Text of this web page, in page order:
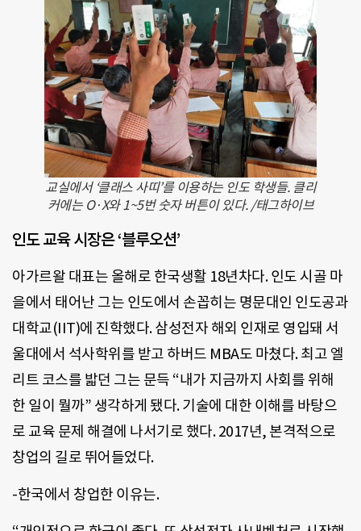
교실에서 ‘클래스 사띠’를 이용하는 인도 학생들. 클리
커에는 O·X와 1~5번 숫자 버튼이 있다. /태그하이브
인도 교육 시장은 ‘블루오션’
아가르왈 대표는 올해로 한국생활 18년차다. 인도 시골 마
을에서 태어난 그는 인도에서 손꼽히는 명문대인 인도공과
대학교(IIT)에 진학했다. 삼성전자 해외 인재로 영입돼 서
울대에서 석사학위를 받고 하버드 MBA도 마쳤다. 최고 엘
리트 코스를 밟던 그는 문득 “내가 지금까지 사회를 위해
한 일이 뭘까” 생각하게 됐다. 기술에 대한 이해를 바탕으
로 교육 문제 해결에 나서기로 했다. 2017년, 본격적으로
창업의 길로 뛰어들었다.
-한국에서 창업한 이유는.